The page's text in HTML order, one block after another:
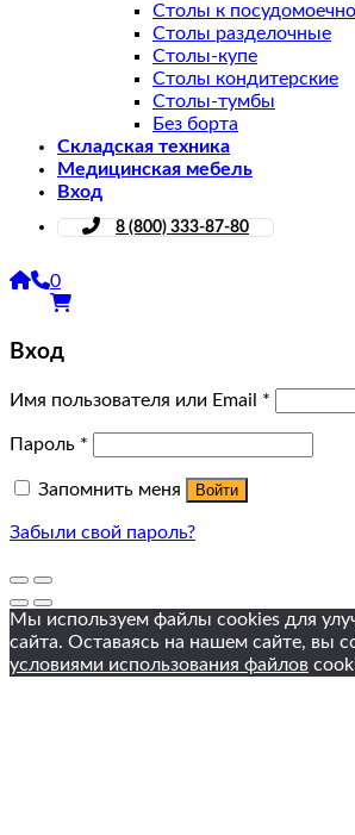
Столы к
Столы разделочные
Столы-купе
Столы кондитерские
Столы-тумбы
Без борта
Складская техника
Медицинская мебель
Вход
8 (800) 333-87-80
0
Вход
Имя пользователя или Email *
Пароль *
Запомнить меня Войти
Забыли свой пароль?
Мы используем файлы cookies для
сайта. Оставаясь на нашем сайте, вы
условиями использования файлов